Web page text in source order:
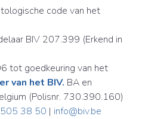
code van het
BIV 207.399 (Erkend in
tot goedkeuring van het
van het BIV. BA en
(Polisnr. 730.390.160)
38 50 | info@biv.be